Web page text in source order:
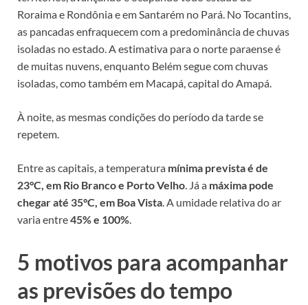
Roraima e Rondônia e em Santarém no Pará. No Tocantins,
as pancadas enfraquecem com a predominância de chuvas
isoladas no estado. A estimativa para o norte paraense é
de muitas nuvens, enquanto Belém segue com chuvas
isoladas, como também em Macapá, capital do Amapá.
À noite, as mesmas condições do período da tarde se
repetem.
Entre as capitais, a temperatura mínima prevista é de
23°C, em Rio Branco e Porto Velho. Já a máxima pode
chegar até 35°C, em Boa Vista. A umidade relativa do ar
varia entre45% e 100%.
5 motivos para acompanhar
as previsões do tempo